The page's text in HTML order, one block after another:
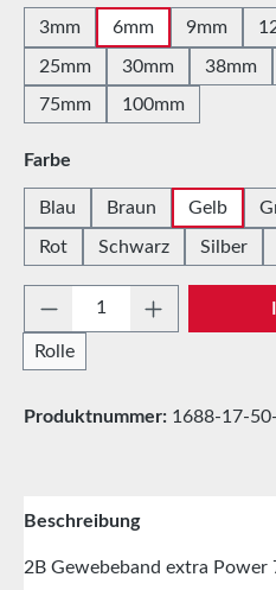
3mm 6mm 9mm
25mm 30mm 38mm
75mm
100mm
Farbe
Blau Braun Gelb
Rot Schwarz Silber
Produkt Anzahl: Gib
Rolle
Produktnummer: 1688-17-
Beschreibung
2B Gewebeband extra